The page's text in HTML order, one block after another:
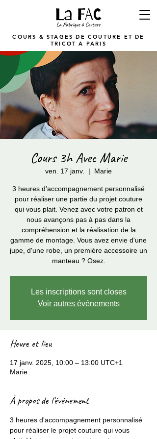
COURS & STAGES DE COUTURE ET DE
TRICOT A PARIS
Cours 3h Avec Marie
ven. 17 janv.
  |
Marie
3 heures d'accompagnement personnalisé
pour réaliser une partie du projet couture
qui vous plait. Venez avec votre patron et
nous avançons pas à pas dans la
compréhension et la réalisation de la
gamme de montage. Vous avez envie d'une
jupe, d'une robe, un première accessoire un
manteau ? Osez.
Les inscriptions sont closes
Voir autres événements
Heure et lieu
17 janv. 2025, 10:00 – 13:00 UTC+1
Marie
À propos de l'événement
3 heures d'accompagnement personnalisé
pour réaliser le projet couture qui vous